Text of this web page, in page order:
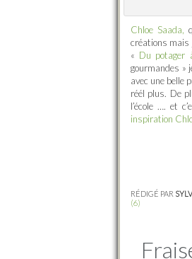
Chloe Saada,
créations mais
« Du potager
gourmandes »
avec une belle
réél plus. De
l’école …. et
inspiration
RÉDIGÉ PAR
(6)